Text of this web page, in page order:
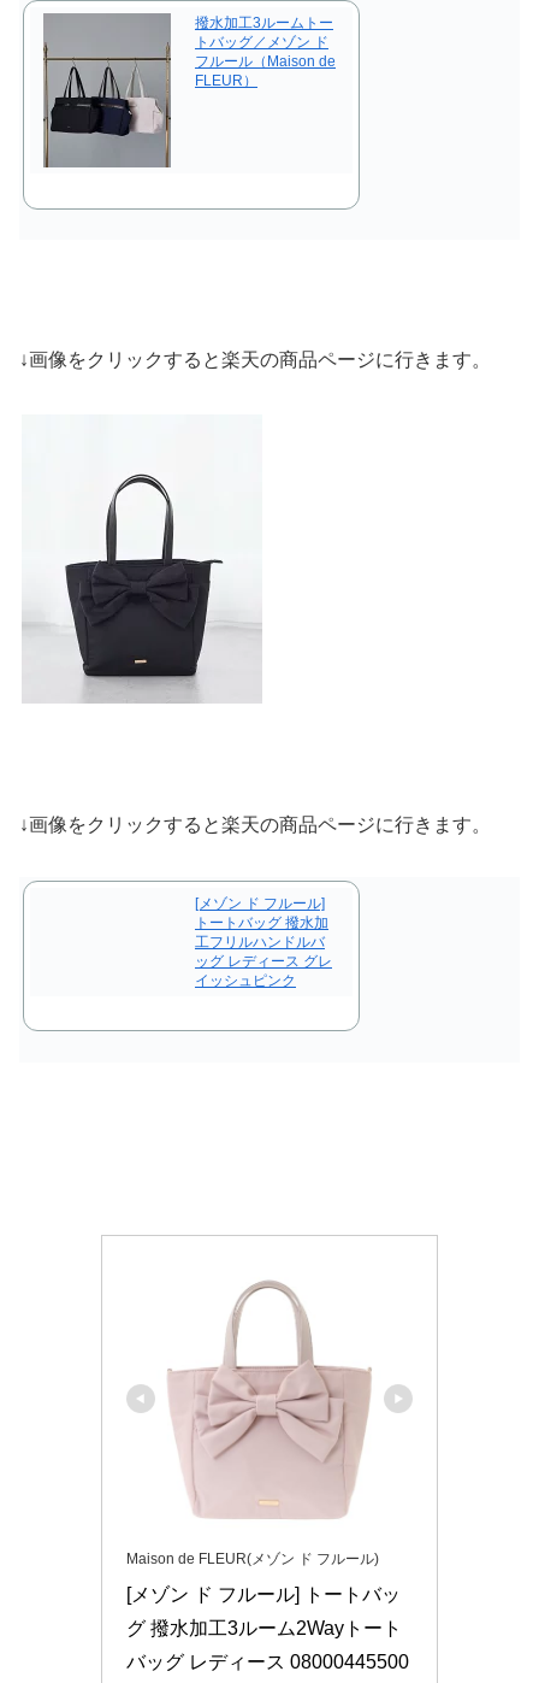
撥水加工3ルームトー
トバッグ／メゾン ド
フルール（Maison de
FLEUR）
↓画像をクリックすると楽天の商品ページに行きます。
↓画像をクリックすると楽天の商品ページに行きます。
[メゾン ド フルール]
トートバッグ 撥水加
工フリルハンドルバ
ッグ レディース グレ
イッシュピンク
Maison de FLEUR(メゾン ド フルール)
[メゾン ド フルール] トートバッ
グ 撥水加工3ルーム2Wayトート
バッグ レディース 08000445500